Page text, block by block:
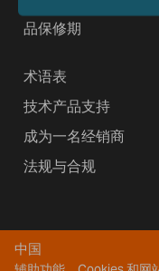
品保修期
术语表
技术产品支持
成为一名经销商
法规与合规
中国